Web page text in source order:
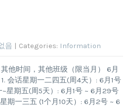
음 | Categories: Information
他时间，其他班级（限当月） 6月
会话星期一二四五(周4天）: 6月1号
星期五(周5天）: 6月1号 ~ 6月29号
期一三五 (1个月10天）: 6月2号 ~ 6